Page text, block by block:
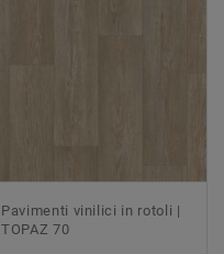
Pavimenti vinilici in rotoli |
TOPAZ 70